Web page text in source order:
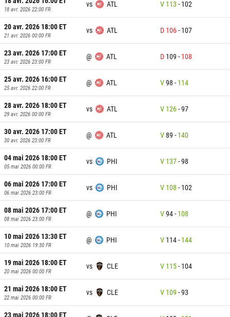
18 avr. 2026 22:00 FR
vs ATL V 113 - 102
20 avr. 2026 18:00ET
21 avr. 2026 00:00 FR
vs ATL D 106- 107
23 avr. 2026 17:00ET
23 avr. 2026 23:00 FR
@ ATL D 109 - 108
25 avr. 2026 16:00ET
25 avr. 2026 22:00 FR
@ ATL V98 - 114
28 avr. 2026 18:00ET
29 avr. 2026 00:00 FR
vs ATL V 126-97
30 avr. 2026 17:00ET
30 avr. 2026 23:00 FR
@ ATL V89 - 140
04 mai 2026 18:00ET
05 mai 2026 00:00 FR
vs PHI V 137-98
06 mai 2026 17:00ET
06 mai 2026 23:00 FR
vs PHI V 108 - 102
08 mai 2026 17:00ET
08 mai 2026 23:00 FR
@ PHI V94- 108
10 mai 2026 13:30ET
10 mai 2026 19:30 FR
@ PHI V 114- 144
19 mai 2026 18:00ET
20 mai 2026 00:00 FR
vs CLE V 115- 104
21 mai 2026 18:00ET
22 mai 2026 00:00 FR
vs CLE V 109 -93
23 mai 2026 18:00ET